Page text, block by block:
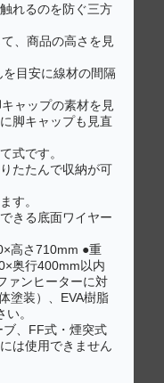
れるのを防ぐ三方
、商品の高さを見
を目安に線材の間隔
ャップの素材を見
脚キャップも見直
式です。
たたんで収納が可
す。
きる底面ワイヤー
高さ710mm ●重
奥行400mm以内
ァンヒーターに対
塗装）、EVA樹脂
。
ブ、FF式・煙突式
は使用できません